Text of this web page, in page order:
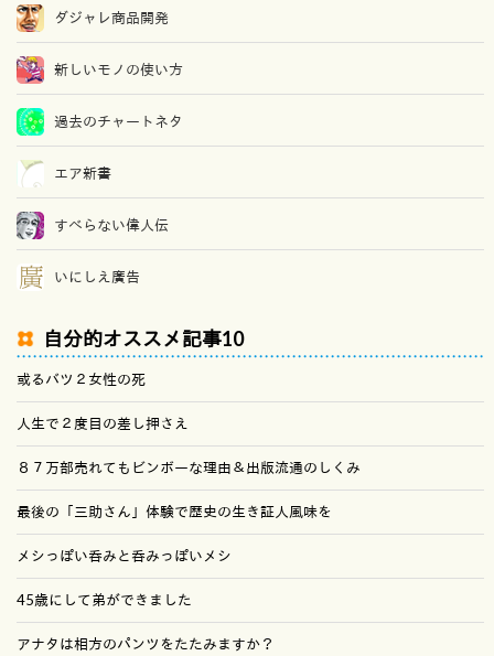
ダジャレ商品開発
新しいモノの使い方
過去のチャートネタ
エア新書
すべらない偉人伝
いにしえ廣告
自分的オススメ記事10
或るバツ２女性の死
人生で２度目の差し押さえ
８７万部売れてもビンボーな理由＆出版流通のしくみ
最後の「三助さん」体験で歴史の生き証人風味を
メシっぽい呑みと呑みっぽいメシ
45歳にして弟ができました
アナタは相方のパンツをたたみますか？